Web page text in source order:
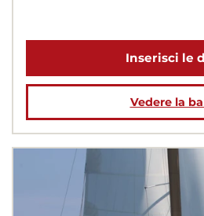
Inserisci le
Vedere la